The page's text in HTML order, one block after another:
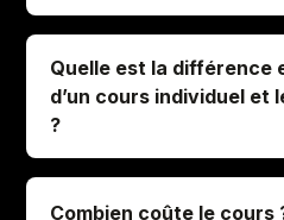
En vous inscrivant à
que vous obtenez:
-Un accès immédiat et
-Bonus: 4 pistes
Si vous optez pour l'
Quelle est la différence
d’un cours individuel et
?
C’est très simple,
pour que vous sachiez
Combien coûte le cours